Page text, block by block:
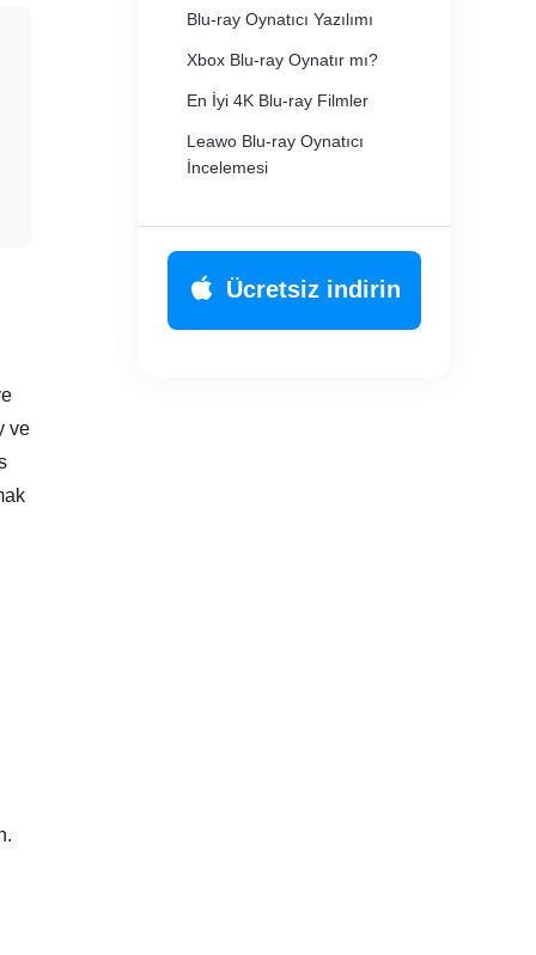
Blu-ray Oynatıcı Yazılımı
Xbox Blu-ray Oynatır mı?
En İyi 4K Blu-ray Filmler
Leawo Blu-ray Oynatıcı
İncelemesi
Ücretsiz indirin
ve